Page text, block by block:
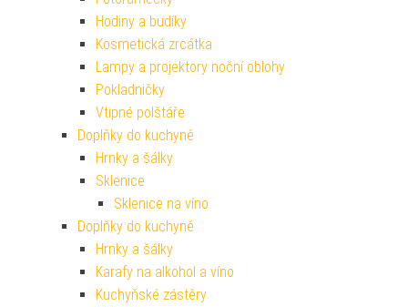
Hodiny a budíky
Kosmetická zrcátka
Lampy a projektory noční oblohy
Pokladničky
Vtipné polštáře
Doplňky do kuchyně
Hrnky a šálky
Sklenice
Sklenice na víno
Doplňky do kuchyně
Hrnky a šálky
Karafy na alkohol a víno
Kuchyňské zástěry